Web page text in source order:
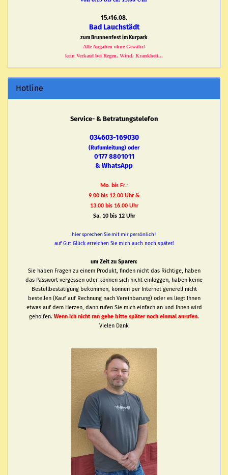
15.+16.08.
Bad Lauchstädt
zum Brunnenfest im Kurpark
Alle Angaben ohne Gewähr!
kein Verkauf bei Regen, Wind, Krankheit...
Hotline
Service- & Betratungstelefon
034603-169030
(Rufumleitung) oder
0177 8801011
& WhatsApp
Mo. bis Fr.:
9.00 bis 12.00 Uhr &
13.00 bis 16.00 Uhr
Sa. 10 bis 12 Uhr
hier sprechen Sie mit mir persönlich!
auf Gut Glück erreichen Sie mich auch noch später!
um Zeit zu Sparen:
Sie haben Fragen zu einem Produkt, finden nicht das Richtige, haben
das Passwort vergessen oder können sich nicht einloggen, haben keine
Bestellbestätigung bekommen, können per Internet generell nicht
bestellen (Kauf auf Rechnung nach Vereinbarung) oder es liegt Ihnen
etwas auf dem Herzen, dann rufen Sie mich einfach an und Ihnen wird
geholfen. Wenn ich nicht ran gehe bitte später noch einmal anrufen.
Vielen Dank